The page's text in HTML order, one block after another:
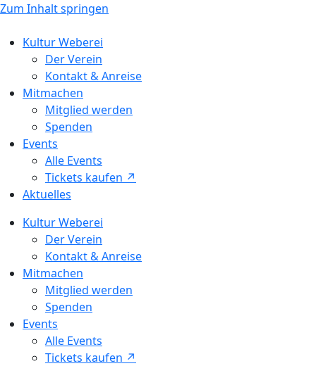
Zum Inhalt springen
Kultur Weberei
Der Verein
Kontakt & Anreise
Mitmachen
Mitglied werden
Spenden
Events
Alle Events
Tickets kaufen ↗ㅤ
Aktuelles
Kultur Weberei
Der Verein
Kontakt & Anreise
Mitmachen
Mitglied werden
Spenden
Events
Alle Events
Tickets kaufen ↗ㅤ